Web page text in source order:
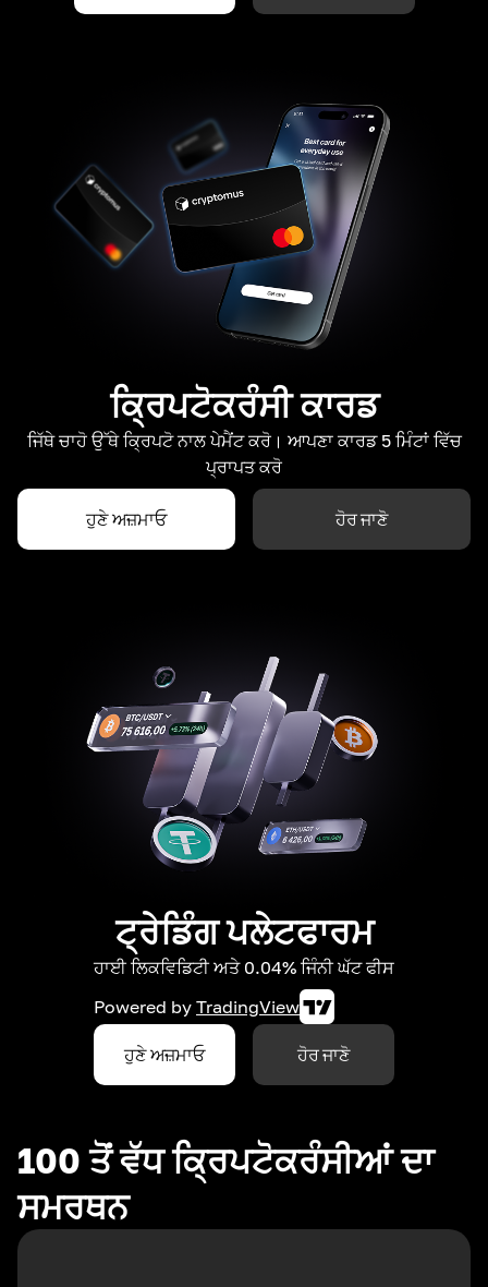
ਕ੍ਰਿਪਟੋਕਰੰਸੀ ਕਾਰਡ
ਜਿੱਥੇ ਚਾਹੋ ਉੱਥੇ ਕ੍ਰਿਪਟੋ ਨਾਲ ਪੇਮੈਂਟ ਕਰੋ। ਆਪਣਾ ਕਾਰਡ 5 ਮਿੰਟਾਂ ਵਿੱਚ
ਪ੍ਰਾਪਤ ਕਰੋ
ਹੁਣੇ ਅਜ਼ਮਾਓ ਹੋਰ ਜਾਣੋ
ਟ੍ਰੇਡਿੰਗ ਪਲੇਟਫਾਰਮ
ਹਾਈ ਲਿਕਵਿਡਿਟੀ ਅਤੇ 0.04% ਜਿੰਨੀ ਘੱਟ ਫੀਸ
Powered by TradingView
ਹੁਣੇ ਅਜ਼ਮਾਓ ਹੋਰ ਜਾਣੋ
100 ਤੋਂ ਵੱਧ ਕ੍ਰਿਪਟੋਕਰੰਸੀਆਂ ਦਾ
ਸਮਰਥਨ